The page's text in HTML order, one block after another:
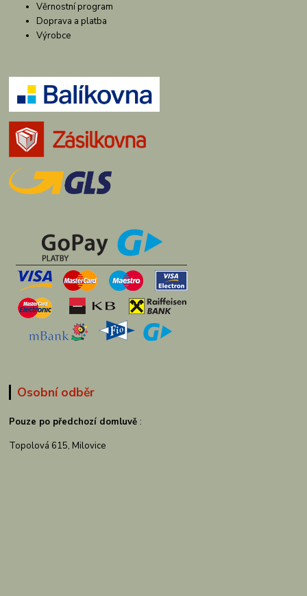
Věrnostní program
Doprava a platba
Výrobce
Osobní odběr
Pouze po předchozí domluvě :
Topolová 615, Milovice